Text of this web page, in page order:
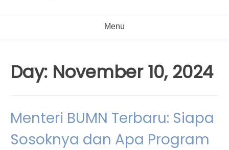
Menu
Day: November 10, 2024
Menteri BUMN Terbaru: Siapa
Sosoknya dan Apa Program